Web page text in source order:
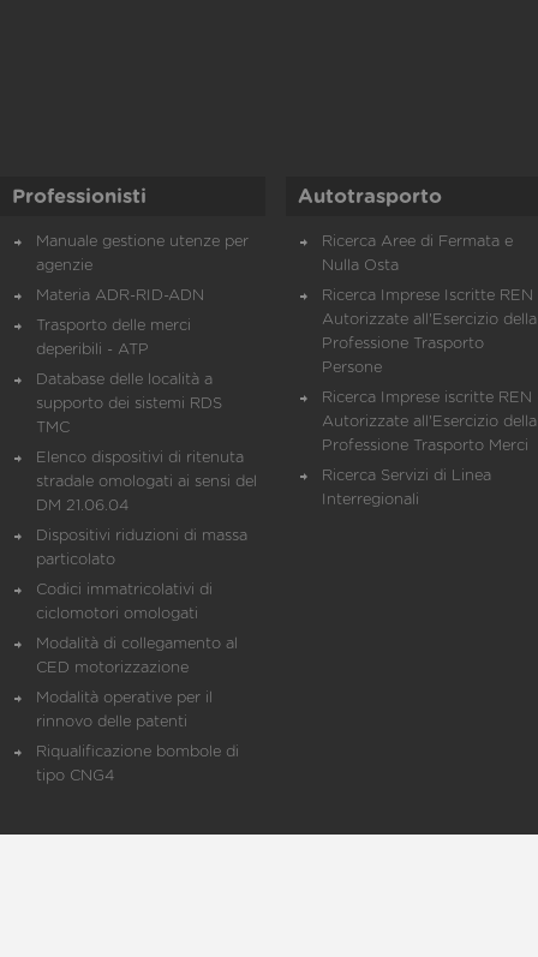
Professionisti
Manuale gestione utenze per
agenzie
Materia ADR-RID-ADN
Trasporto delle merci
deperibili - ATP
Database delle località a
supporto dei sistemi RDS
TMC
Elenco dispositivi di ritenuta
stradale omologati ai sensi del
DM 21.06.04
Dispositivi riduzioni di massa
particolato
Codici immatricolativi di
ciclomotori omologati
Modalità di collegamento al
CED motorizzazione
Modalità operative per il
rinnovo delle patenti
Riqualificazione bombole di
tipo CNG4
Autotrasporto
Ricerca Aree di Fermata e
Nulla Osta
Ricerca Imprese Iscritte REN
Autorizzate all'Esercizio della
Professione Trasporto
Persone
Ricerca Imprese iscritte REN
Autorizzate all'Esercizio della
Professione Trasporto Merci
Ricerca Servizi di Linea
Interregionali